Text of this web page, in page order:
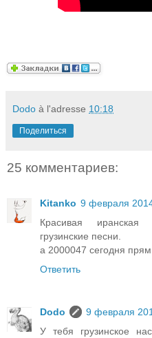
Dodo à l'adresse 10:18
Поделиться
25 комментариев:
Kitanko 9 февраля
Красивая
грузинские песни.
а 2000047 сегодня
Ответить
Dodo
9 февраля
У тебя грузинское